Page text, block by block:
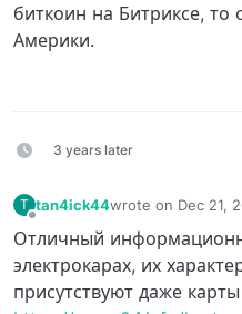
биткоин на Битриксе, то
Америки.
3 years later
T tan4ick44wrote on Dec 21,
last edited by
Отличный
электрокарах, их
присутствуют даже